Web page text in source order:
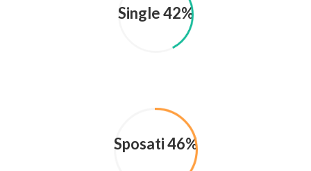
Single 42%
Sposati 46%